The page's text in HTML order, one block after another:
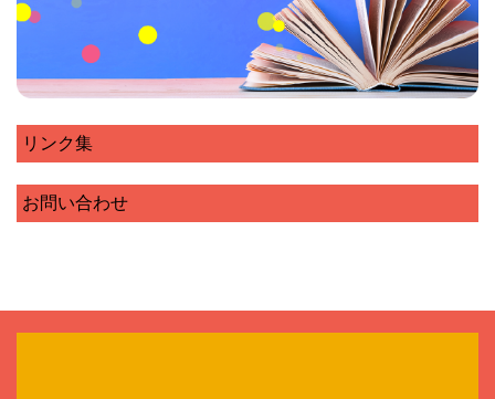
リンク集
お問い合わせ